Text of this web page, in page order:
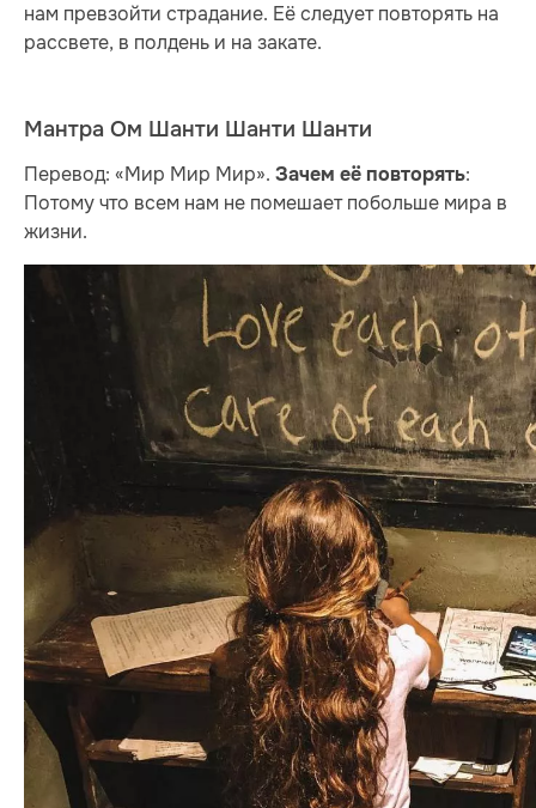
нам превзойти страдание. Её следует повторять на
рассвете, в полдень и на закате.
Мантра Ом Шанти Шанти Шанти
Перевод: «Мир Мир Мир». Зачем её повторять:
Потому что всем нам не помешает побольше мира в
жизни.